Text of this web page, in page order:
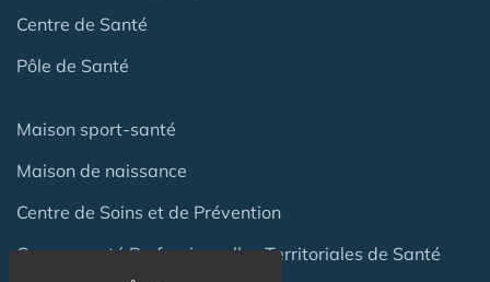
Centre de Santé
Pôle de Santé
Maison sport-santé
Maison de naissance
Centre de Soins et de Prévention
Communauté Professionnelles Territoriales de Santé